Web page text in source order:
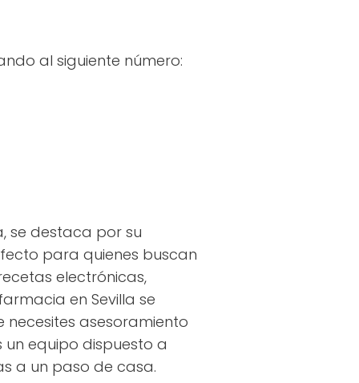
al siguiente número:
se destaca por su
para quienes buscan
electrónicas,
en Sevilla se
necesites asesoramiento
equipo dispuesto a
a un paso de casa.